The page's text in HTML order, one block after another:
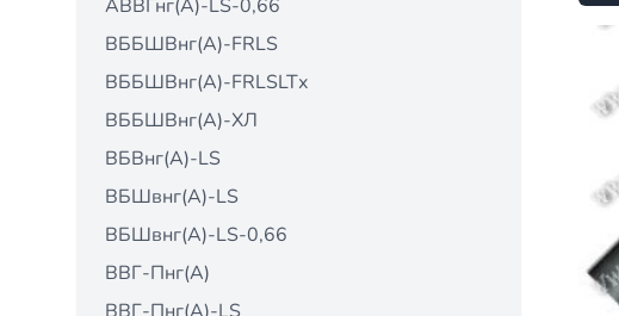
АВВГнг(А)-LS-0,66
ВББШВнг(А)-FRLS
ВББШВнг(А)-FRLSLTх
ВББШВнг(А)-ХЛ
ВБВнг(А)-LS
ВБШвнг(А)-LS
ВБШвнг(А)-LS-0,66
ВВГ-Пнг(А)